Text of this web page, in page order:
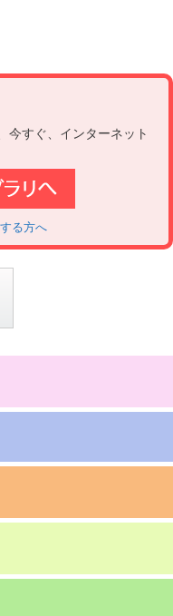
今すぐ、インターネット
る方へ